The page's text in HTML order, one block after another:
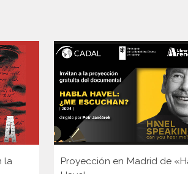
la
Proyección en Madrid de